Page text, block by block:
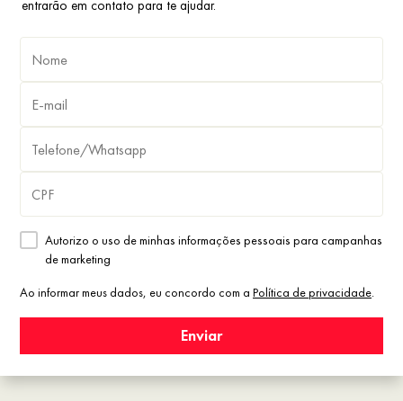
entrarão em contato para te ajudar.
Autorizo o uso de minhas informações pessoais para campanhas
de marketing
Ao informar meus dados, eu concordo com a Política de privacidade.
Enviar